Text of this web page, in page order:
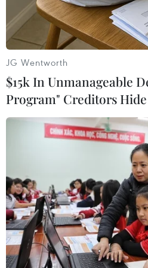
Ảnh minh họa.
Ngày 11/4, Bộ Chỉ huy Bộ
Mau thông tin, cơ quan
cứu nạn thành công 4
vùng biển Cà Mau, do tàu
sóng to, gió lớn bị chìm.
JG Wentworth
$15k In Unmanageable
Program" Creditors